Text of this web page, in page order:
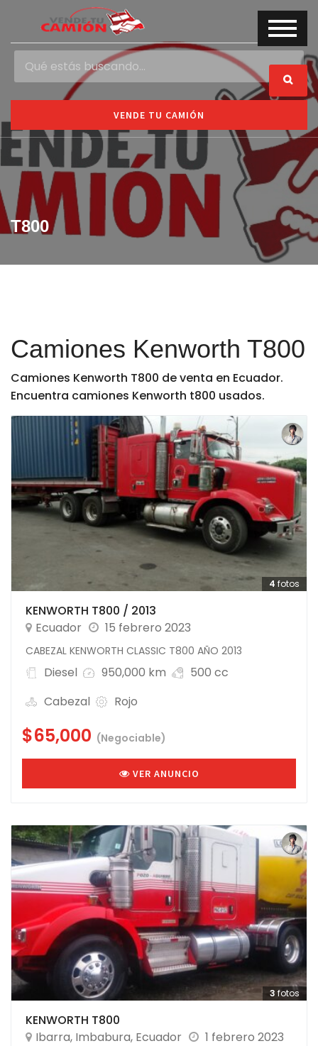
VENDE TU CAMIÓN
T800
Camiones Kenworth T800
Camiones Kenworth T800 de venta en Ecuador.
Encuentra camiones Kenworth t800 usados.
4 fotos
KENWORTH T800 / 2013
Ecuador
15 febrero 2023
CABEZAL KENWORTH CLASSIC T800 AÑO 2013
Diesel 950,000 km
500 cc
Cabezal
Rojo
$65,000 (Negociable)
VER ANUNCIO
3 fotos
KENWORTH T800
Ibarra, Imbabura, Ecuador 1 febrero 2023